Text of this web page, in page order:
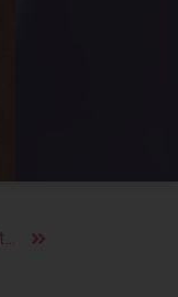
¡Abrázame fuerte! Los tipos de abrazos y la importancia para la salud